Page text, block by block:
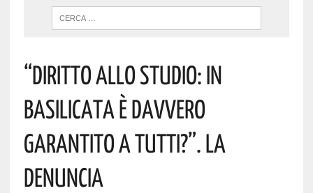
“Diritto Allo Studio: In
Basilicata È Davvero
Garantito A Tutti?”. La
Denuncia